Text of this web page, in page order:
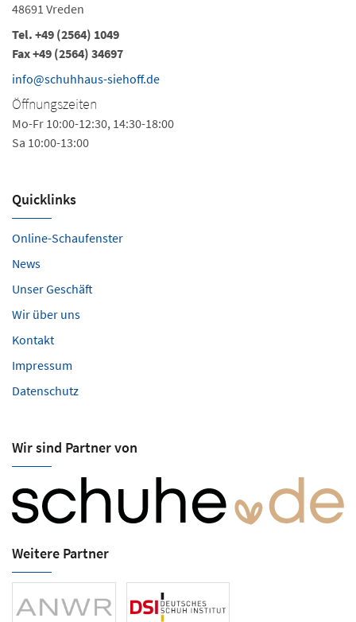
48691 Vreden
Tel. +49 (2564) 1049
Fax +49 (2564) 34697
info@schuhhaus-siehoff.de
Öffnungszeiten
Mo-Fr 10:00-12:30, 14:30-18:00
Sa 10:00-13:00
Quicklinks
Online-Schaufenster
News
Unser Geschäft
Wir über uns
Kontakt
Impressum
Datenschutz
Wir sind Partner von
Weitere Partner